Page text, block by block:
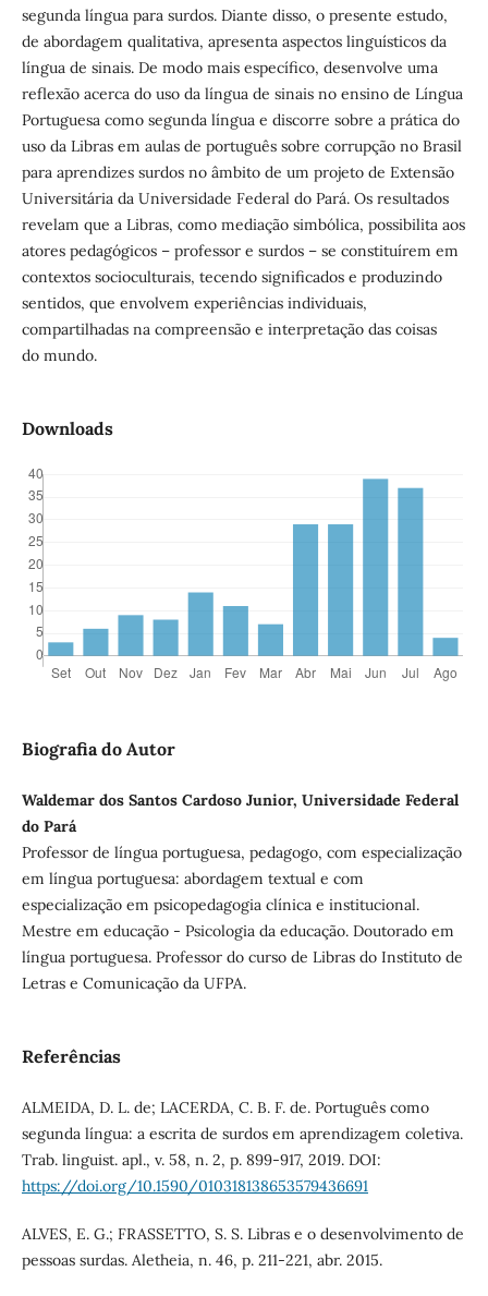
segunda língua para surdos. Diante disso, o presente estudo,
de abordagem qualitativa, apresenta aspectos linguísticos da
língua de sinais. De modo mais específico, desenvolve uma
reflexão acerca do uso da língua de sinais no ensino de Língua
Portuguesa como segunda língua e discorre sobre a prática do
uso da Libras em aulas de português sobre corrupção no Brasil
para aprendizes surdos no âmbito de um projeto de Extensão
Universitária da Universidade Federal do Pará. Os resultados
revelam que a Libras, como mediação simbólica, possibilita aos
atores pedagógicos – professor e surdos – se constituírem em
contextos socioculturais, tecendo significados e produzindo
sentidos, que envolvem experiências individuais,
compartilhadas na compreensão e interpretação das coisas
do mundo.
Downloads
Biografia do Autor
Waldemar dos Santos Cardoso Junior, Universidade Federal
do Pará
Professor de língua portuguesa, pedagogo, com especialização
em língua portuguesa: abordagem textual e com
especialização em psicopedagogia clínica e institucional.
Mestre em educação - Psicologia da educação. Doutorado em
língua portuguesa. Professor do curso de Libras do Instituto de
Letras e Comunicação da UFPA.
Referências
ALMEIDA, D. L. de; LACERDA, C. B. F. de. Português como
segunda língua: a escrita de surdos em aprendizagem coletiva.
Trab. linguist. apl., v. 58, n. 2, p. 899-917, 2019. DOI:
https://doi.org/10.1590/010318138653579436691
ALVES, E. G.; FRASSETTO, S. S. Libras e o desenvolvimento de
pessoas surdas. Aletheia, n. 46, p. 211-221, abr. 2015.